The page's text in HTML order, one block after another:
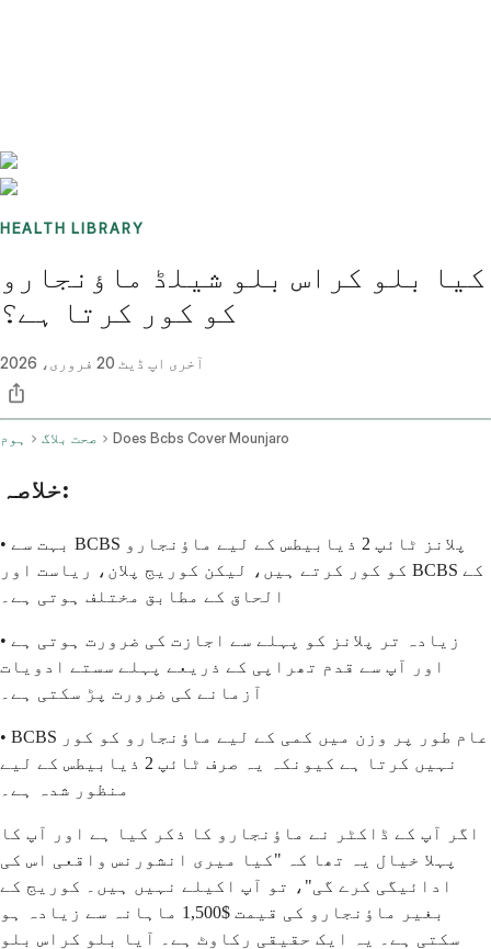
HEALTH LIBRARY
کیا بلو کراس بلو شیلڈ ماؤنجارو
کو کور کرتا ہے؟
آخری اپ ڈیٹ 20 فروری، 2026
ہوم صحت بلاگ Does Bcbs Cover Mounjaro
خلاصہ:
• بہت سے BCBS پلانز ٹائپ 2 ذیابیطس کے لیے ماؤنجارو
کو کور کرتے ہیں، لیکن کوریج پلان، ریاست اور BCBS کے
الحاق کے مطابق مختلف ہوتی ہے۔
• زیادہ تر پلانز کو پہلے سے اجازت کی ضرورت ہوتی ہے
اور آپ سے قدم تھراپی کے ذریعے پہلے سستے ادویات
آزمانے کی ضرورت پڑ سکتی ہے۔
• BCBS عام طور پر وزن میں کمی کے لیے ماؤنجارو کو کور
نہیں کرتا ہے کیونکہ یہ صرف ٹائپ 2 ذیابیطس کے لیے
منظور شدہ ہے۔
اگر آپ کے ڈاکٹر نے ماؤنجارو کا ذکر کیا ہے اور آپ کا
پہلا خیال یہ تھا کہ "کیا میری انشورنس واقعی اس کی
ادائیگی کرے گی"، تو آپ اکیلے نہیں ہیں۔ کوریج کے
بغیر ماؤنجارو کی قیمت $1,500 ماہانہ سے زیادہ ہو
سکتی ہے۔ یہ ایک حقیقی رکاوٹ ہے۔ آیا بلو کراس بلو